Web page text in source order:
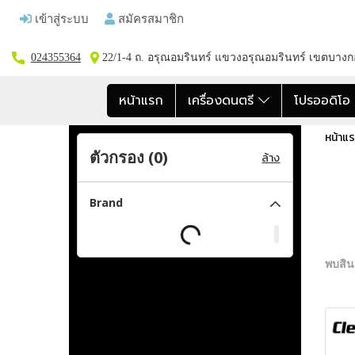
เข้าสู่ระบบ สมัครสมาชิก
024355364 22/1-4 ถ. อรุณอมรินทร์ แขวงอรุณอมรินทร์ เขตบางก
หน้าแรก เครื่องดนตรี โปรออดิโอ
หน้าแ
พบสิ
ตัวกรอง (0) ล้าง
Brand